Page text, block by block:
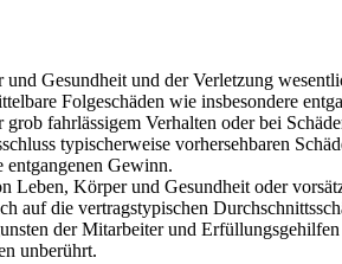
Gesundheit und der Verletzung
Folgeschäden wie insbesondere
fahrlässigem Verhalten oder bei
typischerweise vorhersehbaren
entgangenen Gewinn.
Körper und Gesundheit oder
auf die vertragstypischen
der Mitarbeiter und Erfüllungsgehilfen
unberührt.